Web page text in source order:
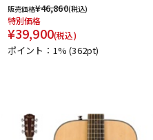
販売価格¥46,860(税込)
特別価格
¥39,900(税込)
ポイント：1%(362pt)